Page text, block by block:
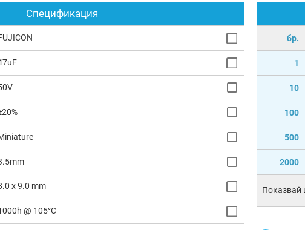
Спецификация
x 9.0 mm
@ 105°C
бр.
1
10
100
500
2000
Показвай